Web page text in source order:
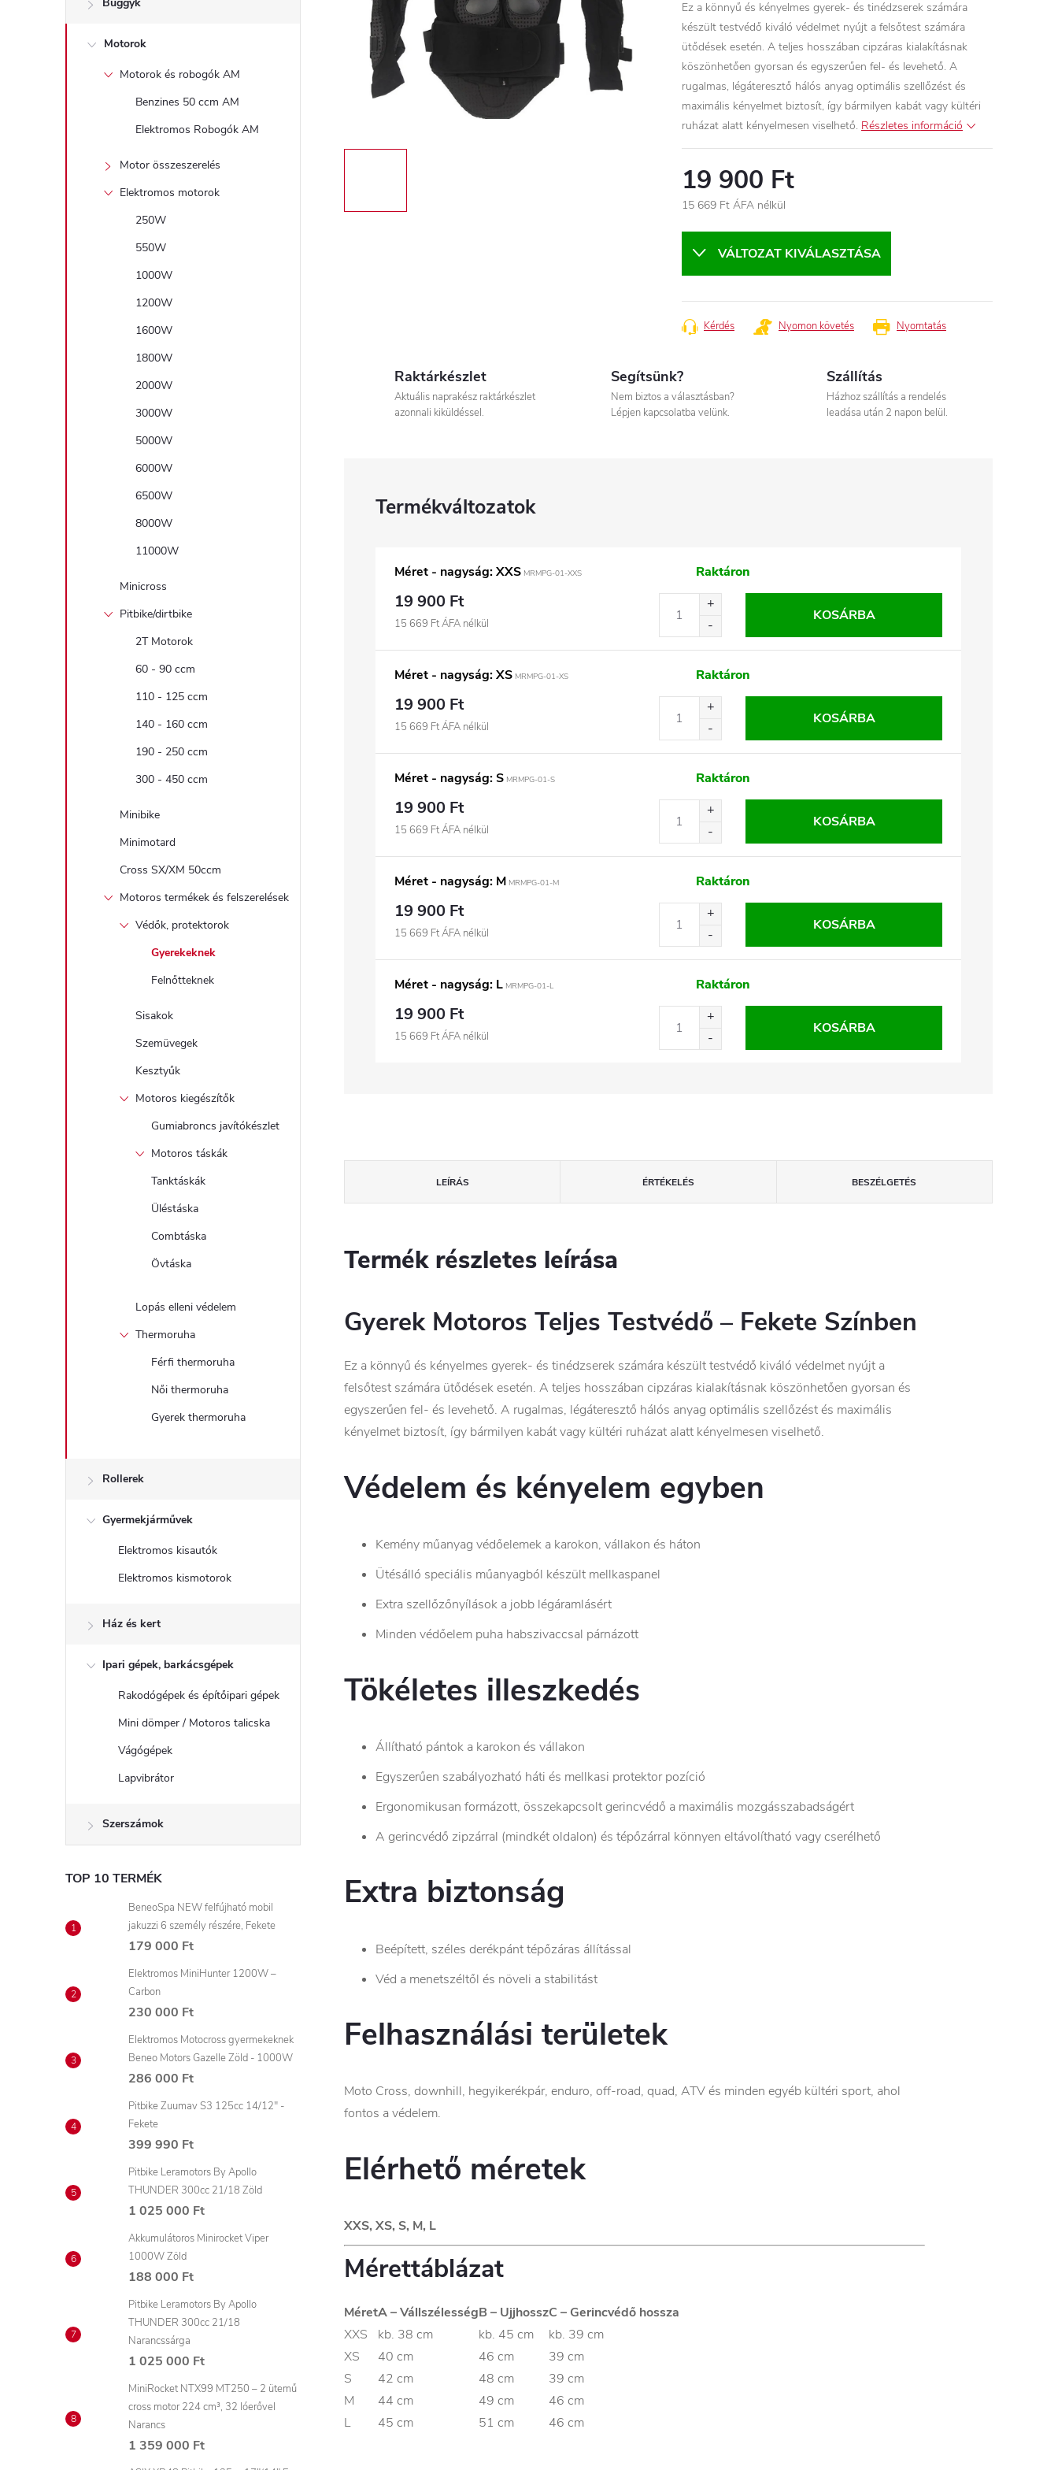
a
Motorok
Motorok és robogók AM
Benzines 50 ccm AM
Elektromos Robogók AM
Motor összeszerelés
Elektromos motorok
250W
550W
1000W
1200W
1600W
1800W
2000W
3000W
5000W
6000W
6500W
8000W
11000W
Minicross
Pitbike/dirtbike
2T Motorok
60 - 90 ccm
110 - 125 ccm
140 - 160 ccm
190 - 250 ccm
300 - 450 ccm
Minibike
Minimotard
Cross SX/XM 50ccm
Motoros termékek és felszerelések
Védők, protektorok
Gyerekeknek
Felnőtteknek
Sisakok
Szemüvegek
Kesztyűk
Motoros kiegészítők
Gumiabroncs javítókészlet
Motoros táskák
Tanktáskák
Üléstáska
Combtáska
Övtáska
Lopás elleni védelem
Thermoruha
Férfi thermoruha
Női thermoruha
Gyerek thermoruha
Rollerek
Gyermekjárművek
Elektromos kisautók
Elektromos kismotorok
Ház és kert
Ipari gépek, barkácsgépek
Rakodógépek és építőipari gépek
Mini dömper / Motoros talicska
Vágógépek
Lapvibrátor
Szerszámok
TOP 10 TERMÉK
BeneoSpa NEW felfújható mobil
jakuzzi 6 személy részére, Fekete
179 000 Ft
Elektromos MiniHunter 1200W –
Carbon
230 000 Ft
Elektromos Motocross gyermekeknek
Beneo Motors Gazelle Zöld - 1000W
286 000 Ft
Pitbike Zuumav S3 125cc 14/12" -
Fekete
399 990 Ft
Pitbike Leramotors By Apollo
THUNDER 300cc 21/18 Zöld
1 025 000 Ft
Akkumulátoros Minirocket Viper
1000W Zöld
188 000 Ft
Pitbike Leramotors By Apollo
THUNDER 300cc 21/18
Narancssárga
1 025 000 Ft
MiniRocket NTX99 MT250 – 2 ütemű
cross motor 224 cm³, 32 lóerővel
Narancs
1 359 000 Ft
Ez a könnyű és kényelmes gyerek- és tinédzserek számára
készült testvédő kiváló védelmet nyújt a felsőtest számára
ütődések esetén. A teljes hosszában cipzáras kialakításnak
köszönhetően gyorsan és egyszerűen fel- és levehető. A
rugalmas, légáteresztő hálós anyag optimális szellőzést és
maximális kényelmet biztosít, így bármilyen kabát vagy kültéri
ruházat alatt kényelmesen viselhető. Részletes információ
19 900 Ft
15 669 Ft ÁFA nélkül
VÁLTOZAT KIVÁLASZTÁSA
Nyomtatás
Kérdés Nyomon követés
Raktárkészlet
Aktuális naprakész raktárkészlet
azonnali kiküldéssel.
Segítsünk?
Nem biztos a választásban?
Lépjen kapcsolatba velünk.
Szállítás
Házhoz szállítás a rendelés
leadása után 2 napon belül.
Méret - nagyság: XXS MRMPG-01-XXS Raktáron
19 900 Ft
15 669 Ft ÁFA nélkül KOSÁRBA
Méret - nagyság: XS MRMPG-01-XS Raktáron
19 900 Ft
15 669 Ft ÁFA nélkül KOSÁRBA
Méret - nagyság: S MRMPG-01-S Raktáron
19 900 Ft
15 669 Ft ÁFA nélkül KOSÁRBA
Méret - nagyság: M MRMPG-01-M Raktáron
19 900 Ft
15 669 Ft ÁFA nélkül KOSÁRBA
Méret - nagyság: L MRMPG-01-L Raktáron
19 900 Ft
15 669 Ft ÁFA nélkül KOSÁRBA
LEÍRÁS ÉRTÉKELÉS BESZÉLGETÉS
Termék részletes leírása
Gyerek Motoros Teljes Testvédő – Fekete Színben
Ez a könnyű és kényelmes gyerek- és tinédzserek számára készült testvédő kiváló védelmet nyújt a
felsőtest számára ütődések esetén. A teljes hosszában cipzáras kialakításnak köszönhetően gyorsan és
egyszerűen fel- és levehető. A rugalmas, légáteresztő hálós anyag optimális szellőzést és maximális
kényelmet biztosít, így bármilyen kabát vagy kültéri ruházat alatt kényelmesen viselhető.
Védelem és kényelem egyben
Kemény műanyag védőelemek a karokon, vállakon és háton
Ütésálló speciális műanyagból készült mellkaspanel
Extra szellőzőnyílások a jobb légáramlásért
Minden védőelem puha habszivaccsal párnázott
Tökéletes illeszkedés
Állítható pántok a karokon és vállakon
Egyszerűen szabályozható háti és mellkasi protektor pozíció
Ergonomikusan formázott, összekapcsolt gerincvédő a maximális mozgásszabadságért
A gerincvédő zipzárral (mindkét oldalon) és tépőzárral könnyen eltávolítható vagy cserélhető
Extra biztonság
Beépített, széles derékpánt tépőzáras állítással
Véd a menetszéltől és növeli a stabilitást
Felhasználási területek
Moto Cross, downhill, hegyikerékpár, enduro, off-road, quad, ATV és minden egyéb kültéri sport, ahol
fontos a védelem.
Elérhető méretek
XXS, XS, S, M, L
Mérettáblázat
MéretA – VállszélességB – UjjhosszC – Gerincvédő hossza
XXS
kb. 38 cm kb. 45 cm
kb. 39 cm
XS
40 cm 46 cm
39 cm
S
42 cm 48 cm
39 cm
M
44 cm 49 cm
46 cm
L
45 cm 51 cm 46 cm